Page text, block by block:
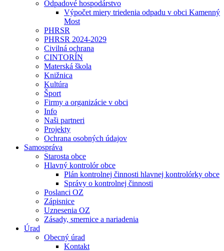
Odpadové hospodárstvo
Výpočet miery triedenia odpadu v obci Kamenný
Most
PHRSR
PHRSR 2024-2029
Civilná ochrana
CINTORÍN
Materská škola
Knižnica
Kultúra
Šport
Firmy a organizácie v obci
Info
Naši partneri
Projekty
Ochrana osobných údajov
Samospráva
Starosta obce
Hlavný kontrolór obce
Plán kontrolnej činnosti hlavnej kontrolórky obce
Správy o kontrolnej činnosti
Poslanci OZ
Zápisnice
Uznesenia OZ
Zásady, smernice a nariadenia
Úrad
Obecný úrad
Kontakt